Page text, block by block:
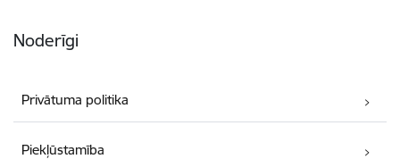
Noderīgi
Privātuma politika
Piekļūstamība